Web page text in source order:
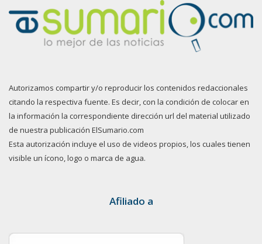
Autorizamos compartir y/o reproducir los contenidos redaccionales
citando la respectiva fuente. Es decir, con la condición de colocar en
la información la correspondiente dirección url del material utilizado
de nuestra publicación ElSumario.com
Esta autorización incluye el uso de videos propios, los cuales tienen
visible un ícono, logo o marca de agua.
Afiliado a